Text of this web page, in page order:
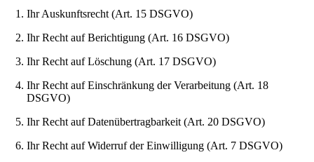
Ihr Auskunftsrecht (Art. 15 DSGVO)
Ihr Recht auf Berichtigung (Art. 16 DSGVO)
Ihr Recht auf Löschung (Art. 17 DSGVO)
Ihr Recht auf Einschränkung der Verarbeitung (Art. 18
DSGVO)
Ihr Recht auf Datenübertragbarkeit (Art. 20 DSGVO)
Ihr Recht auf Widerruf der Einwilligung (Art. 7 DSGVO)